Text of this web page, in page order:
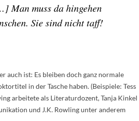
Man muss da hingehen
Sie sind nicht taff!
auch ist: Es bleiben doch ganz normale
in der Tasche haben. (Beispiele: Tess
arbeitete als Literaturdozent, Tanja Kinkel
und J.K. Rowling unter anderem